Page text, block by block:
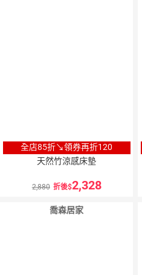
全店85折↘領券再折120
天然竹涼感床墊
2,880 折後 2,328
喬森居家